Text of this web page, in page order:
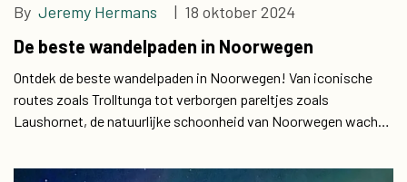
By Jeremy Hermans | 18 oktober 2024
De beste wandelpaden in Noorwegen
Ontdek de beste wandelpaden in Noorwegen! Van iconische
routes zoals Trolltunga tot verborgen pareltjes zoals
Laushornet, de natuurlijke schoonheid van Noorwegen wacht